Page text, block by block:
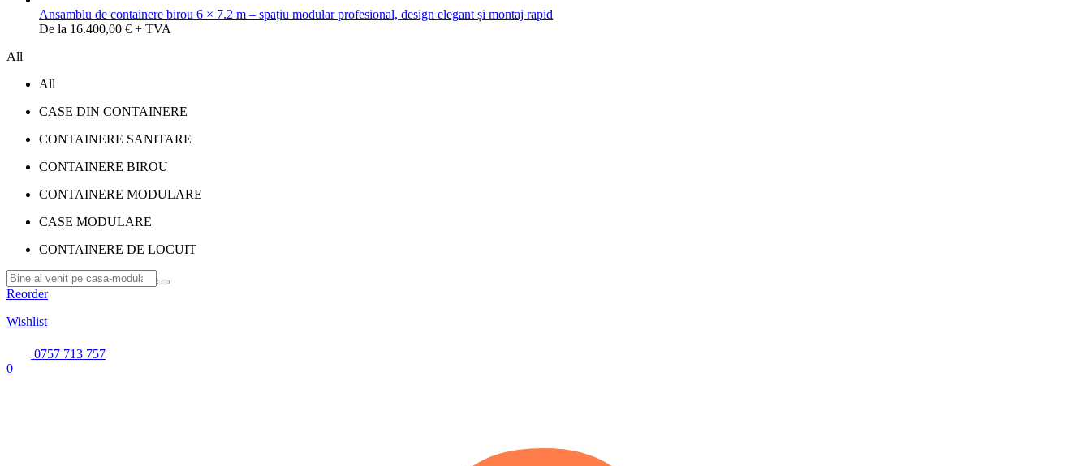
Ansamblu de containere birou 6 × 7.2 m – spațiu modular profesional, design elegant și montaj rapid
De la 16.400,00 € + TVA
All
All
CASE DIN CONTAINERE
CONTAINERE SANITARE
CONTAINERE BIROU
CONTAINERE MODULARE
CASE MODULARE
CONTAINERE DE LOCUIT
Reorder
Wishlist
0757 713 757
0